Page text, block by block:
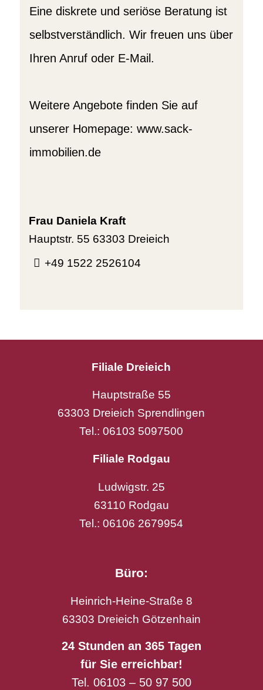
Eine diskrete und seriöse Beratung ist
selbstverständlich. Wir freuen uns über
Ihren Anruf oder E-Mail.
Weitere Angebote finden Sie auf
unserer Homepage: www.sack-
immobilien.de
Frau Daniela Kraft
Hauptstr. 55 63303 Dreieich
+49 1522 2526104
Filiale Dreieich
Hauptstraße 55
63303 Dreieich Sprendlingen
Tel.: 06103 5097500
Filiale Rodgau
Ludwigstr. 25
63110 Rodgau
Tel.: 06106 2679954
Büro:
Heinrich-Heine-Straße 8
63303 Dreieich Götzenhain
24 Stunden an 365 Tagen
für Sie erreichbar!
Tel. 06103 – 50 97 500